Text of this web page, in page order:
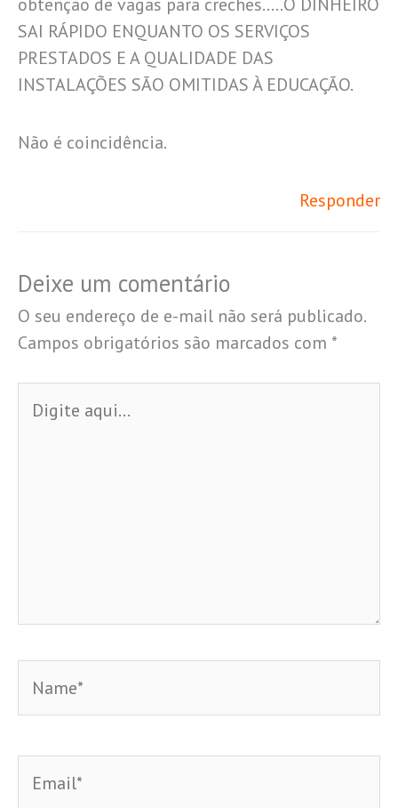
SAI RÁPIDO ENQUANTO OS SERVIÇOS
PRESTADOS E A QUALIDADE DAS
INSTALAÇÕES SÃO OMITIDAS À EDUCAÇÃO.
Não é coincidência.
Responder
Deixe um comentário
O seu endereço de e-mail não será publicado.
Campos obrigatórios são marcados com *
aqui...